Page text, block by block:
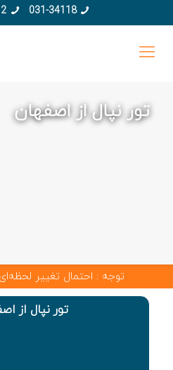
031-34118
تور نپال از اصفهان
توجه : احتمال تغییر لحظه‌ای
تور نپال از